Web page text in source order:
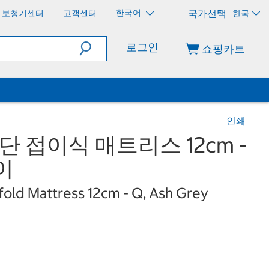
보청기센터 고객센터 한국어 한국
로그인 쇼핑카트
인쇄
접이식 매트리스 12cm -
Mattress 12cm - Q, Ash Grey